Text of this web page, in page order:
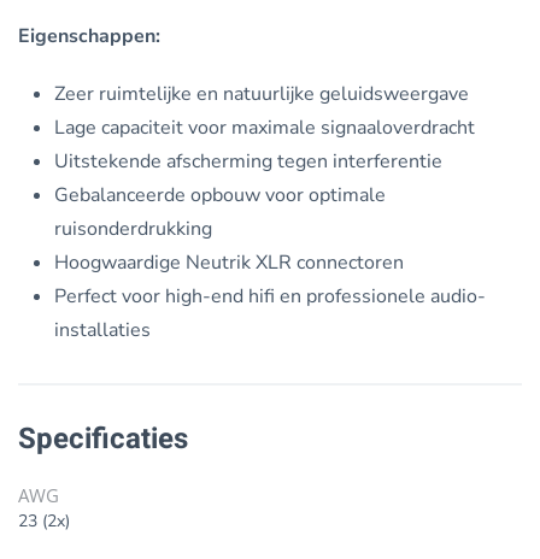
Eigenschappen:
Zeer ruimtelijke en natuurlijke geluidsweergave
Lage capaciteit voor maximale signaaloverdracht
Uitstekende afscherming tegen interferentie
Gebalanceerde opbouw voor optimale
ruisonderdrukking
Hoogwaardige Neutrik XLR connectoren
Perfect voor high-end hifi en professionele audio-
installaties
Specificaties
AWG
23 (2x)